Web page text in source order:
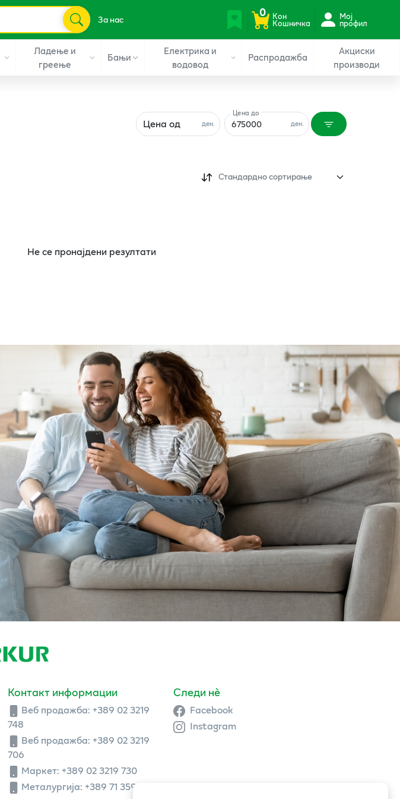
За нас 0 Кон
Кошничка
Мој
профил
Ладење и
греење
Бањи
Електрика и
водовод
Распродажба
Акциски
производи
ден.
Цена од ден.
Цена до
Стандардно сортирање
Не се пронајдени резултати
Контакт информации
Веб продажба: +389 02 3219
748
Веб продажба: +389 02 3219
706
Маркет: +389 02 3219 730
Металургија: +389 71 359 504
Следи нè
Facebook
Instagram